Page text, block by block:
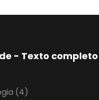
- Texto
(4)